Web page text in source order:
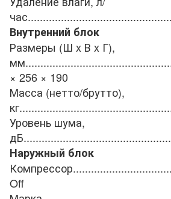
час
Внутренний блок
Размеры (Ш x В x Г),
мм
× 256 × 190
Масса (нетто/брутто),
кг
Уровень шума,
дБ
Наружный блок
Компрессор
Off